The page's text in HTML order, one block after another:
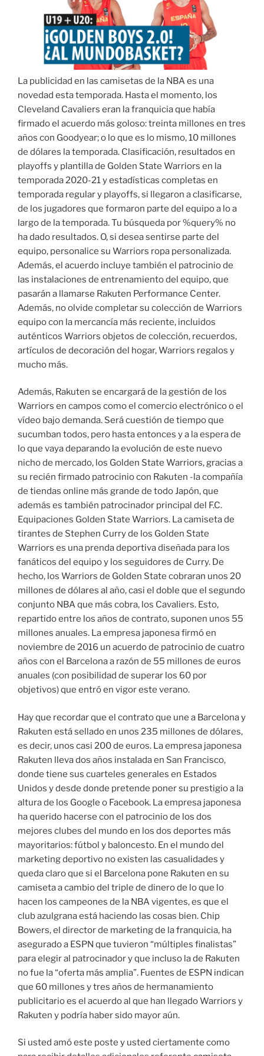
La publicidad en las camisetas de la NBA es una
novedad esta temporada. Hasta el momento, los
Cleveland Cavaliers eran la franquicia que había
firmado el acuerdo más goloso: treinta millones en tres
años con Goodyear; o lo que es lo mismo, 10 millones
de dólares la temporada. Clasificación, resultados en
playoffs y plantilla de Golden State Warriors en la
temporada 2020-21 y estadísticas completas en
temporada regular y playoffs, si llegaron a clasificarse,
de los jugadores que formaron parte del equipo a lo a
largo de la temporada. Tu búsqueda por %query% no
ha dado resultados. O, si desea sentirse parte del
equipo, personalice su Warriors ropa personalizada.
Además, el acuerdo incluye también el patrocinio de
las instalaciones de entrenamiento del equipo, que
pasarán a llamarse Rakuten Performance Center.
Además, no olvide completar su colección de Warriors
equipo con la mercancía más reciente, incluidos
auténticos Warriors objetos de colección, recuerdos,
artículos de decoración del hogar, Warriors regalos y
mucho más.
Además, Rakuten se encargará de la gestión de los
Warriors en campos como el comercio electrónico o el
vídeo bajo demanda. Será cuestión de tiempo que
sucumban todos, pero hasta entonces y a la espera de
lo que vaya deparando la evolución de este nuevo
nicho de mercado, los Golden State Warriors, gracias a
su recién firmado patrocinio con Rakuten -la compañía
de tiendas online más grande de todo Japón, que
además es también patrocinador principal del F.C.
Equipaciones Golden State Warriors. La camiseta de
tirantes de Stephen Curry de los Golden State
Warriors es una prenda deportiva diseñada para los
fanáticos del equipo y los seguidores de Curry. De
hecho, los Warriors de Golden State cobraran unos 20
millones de dólares al año, casi el doble que el segundo
conjunto NBA que más cobra, los Cavaliers. Esto,
repartido entre los años de contrato, suponen unos 55
millones anuales. La empresa japonesa firmó en
noviembre de 2016 un acuerdo de patrocinio de cuatro
años con el Barcelona a razón de 55 millones de euros
anuales (con posibilidad de superar los 60 por
objetivos) que entró en vigor este verano.
Hay que recordar que el contrato que une a Barcelona y
Rakuten está sellado en unos 235 millones de dólares,
es decir, unos casi 200 de euros. La empresa japonesa
Rakuten lleva dos años instalada en San Francisco,
donde tiene sus cuarteles generales en Estados
Unidos y desde donde pretende poner su prestigio a la
altura de los Google o Facebook. La empresa japonesa
ha querido hacerse con el patrocinio de los dos
mejores clubes del mundo en los dos deportes más
mayoritarios: fútbol y baloncesto. En el mundo del
marketing deportivo no existen las casualidades y
queda claro que si el Barcelona pone Rakuten en su
camiseta a cambio del triple de dinero de lo que lo
hacen los campeones de la NBA vigentes, es que el
club azulgrana está haciendo las cosas bien. Chip
Bowers, el director de marketing de la franquicia, ha
asegurado a ESPN que tuvieron “múltiples finalistas”
para elegir al patrocinador y que incluso la de Rakuten
no fue la “oferta más amplia”. Fuentes de ESPN indican
que 60 millones y tres años de hermanamiento
publicitario es el acuerdo al que han llegado Warriors y
Rakuten y podría haber sido mayor aún.
Si usted amó este poste y usted ciertamente como